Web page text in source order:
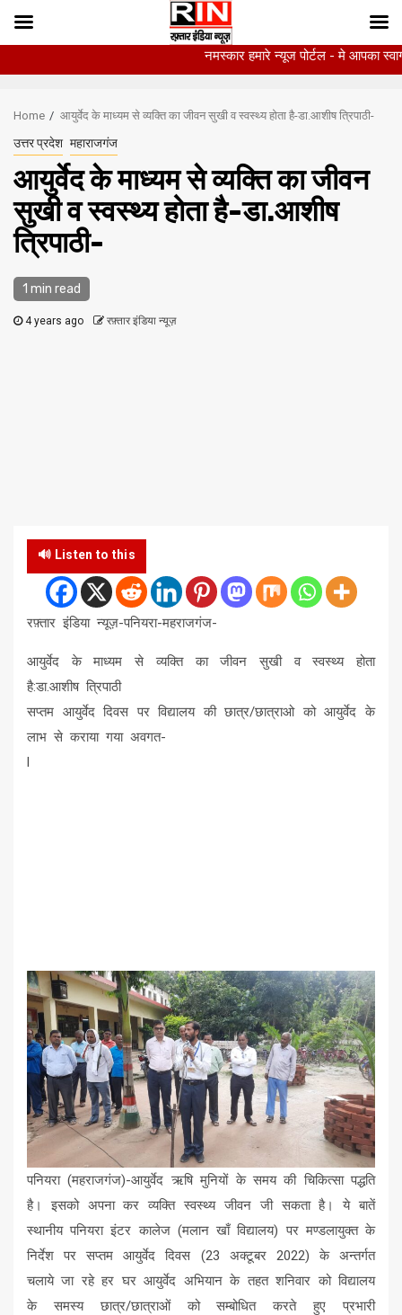
नमस्कार हमारे न्यूज पोर्टल - मे आपका स्वागत हैं ,यहाँ
content
Home आयुर्वेद के माध्यम से व्यक्ति का जीवन सुखी व स्वस्थ्य होता है-डा.आशीष त्रिपाठी-
उत्तर प्रदेश महाराजगंज
आयुर्वेद के माध्यम से व्यक्ति का जीवन
सुखी व स्वस्थ्य होता है-डा.आशीष
त्रिपाठी-
1 min read
4 years ago रफ़्तार इंडिया न्यूज़
🔊 Listen to this
रफ़्तार इंडिया न्यूज़-पनियरा-महराजगंज-
आयुर्वेद के माध्यम से व्यक्ति का जीवन सुखी व स्वस्थ्य होता
है:डा.आशीष त्रिपाठी
सप्तम आयुर्वेद दिवस पर विद्यालय की छात्र/छात्राओ को आयुर्वेद के
लाभ से कराया गया अवगत-
l
पनियरा (महराजगंज)-आयुर्वेद ऋषि मुनियों के समय की चिकित्सा पद्धति
है। इसको अपना कर व्यक्ति स्वस्थ्य जीवन जी सकता है। ये बातें
स्थानीय पनियरा इंटर कालेज (मलान खाँ विद्यालय) पर मण्डलायुक्त के
निर्देश पर सप्तम आयुर्वेद दिवस (23 अक्टूबर 2022) के अन्तर्गत
चलाये जा रहे हर घर आयुर्वेद अभियान के तहत शनिवार को विद्यालय
के समस्य छात्र/छात्राओं को सम्बोधित करते हुए प्रभारी